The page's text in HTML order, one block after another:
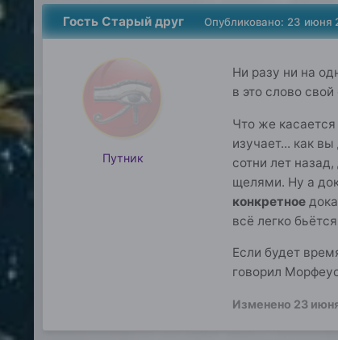
Гость Старый друг
Путник
Опубликовано: 23 июня
Ни разу ни на
в это слово
Что же касается
изучает... как
сотни лет
щелями. Ну а
конкретное
всё легко
Если будет
говорил
Изменено 23